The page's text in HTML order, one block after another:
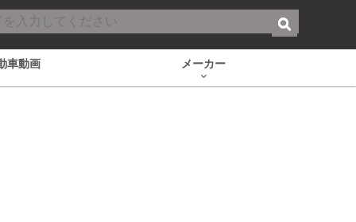
車動画 メーカー